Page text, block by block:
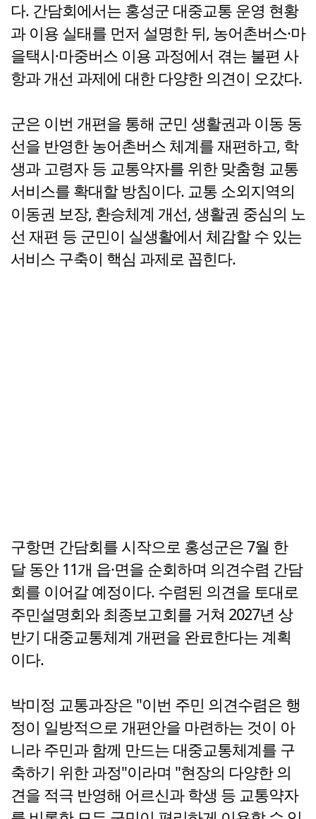
다. 간담회에서는 홍성군 대중교통 운영 현황
과 이용 실태를 먼저 설명한 뒤, 농어촌버스·마
을택시·마중버스 이용 과정에서 겪는 불편 사
항과 개선 과제에 대한 다양한 의견이 오갔다.
군은 이번 개편을 통해 군민 생활권과 이동 동
선을 반영한 농어촌버스 체계를 재편하고, 학
생과 고령자 등 교통약자를 위한 맞춤형 교통
서비스를 확대할 방침이다. 교통 소외지역의
이동권 보장, 환승체계 개선, 생활권 중심의 노
선 재편 등 군민이 실생활에서 체감할 수 있는
서비스 구축이 핵심 과제로 꼽힌다.
구항면 간담회를 시작으로 홍성군은 7월 한
달 동안 11개 읍·면을 순회하며 의견수렴 간담
회를 이어갈 예정이다. 수렴된 의견을 토대로
주민설명회와 최종보고회를 거쳐 2027년 상
반기 대중교통체계 개편을 완료한다는 계획
이다.
박미정 교통과장은 "이번 주민 의견수렴은 행
정이 일방적으로 개편안을 마련하는 것이 아
니라 주민과 함께 만드는 대중교통체계를 구
축하기 위한 과정"이라며 "현장의 다양한 의
견을 적극 반영해 어르신과 학생 등 교통약자